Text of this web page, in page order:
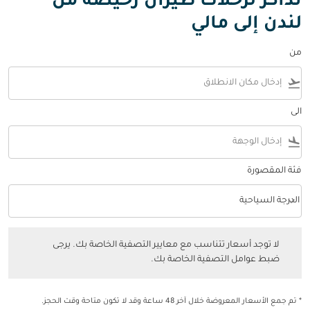
لندن إلى مالي
من
flight_takeoff
الى
flight_land
فئة المقصورة
فئة المقصورة option الدرجة السياحية Selected
الدرجة السياحية
keyboard_arrow_down
لا توجد أسعار تتناسب مع معايير التصفية الخاصة بك. يرجى
ضبط عوامل التصفية الخاصة بك.
* تم جمع الأسعار المعروضة خلال آخر 48 ساعة وقد لا تكون متاحة وقت الحجز.